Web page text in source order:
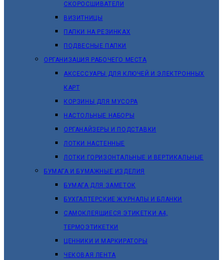
СКОРОСШИВАТЕЛИ
ВИЗИТНИЦЫ
ПАПКИ НА РЕЗИНКАХ
ПОДВЕСНЫЕ ПАПКИ
ОРГАНИЗАЦИЯ РАБОЧЕГО МЕСТА
АКСЕССУАРЫ ДЛЯ КЛЮЧЕЙ И ЭЛЕКТРОННЫХ
КАРТ
КОРЗИНЫ ДЛЯ МУСОРА
НАСТОЛЬНЫЕ НАБОРЫ
ОРГАНАЙЗЕРЫ И ПОДСТАВКИ
ЛОТКИ НАСТЕННЫЕ
ЛОТКИ ГОРИЗОНТАЛЬНЫЕ И ВЕРТИКАЛЬНЫЕ
БУМАГА И БУМАЖНЫЕ ИЗДЕЛИЯ
БУМАГА ДЛЯ ЗАМЕТОК
БУХГАЛТЕРСКИЕ ЖУРНАЛЫ И БЛАНКИ
САМОКЛЕЯЩИЕСЯ ЭТИКЕТКИ А4,
ТЕРМОЭТИКЕТКИ
ЦЕННИКИ И МАРКИРАТОРЫ
ЧЕКОВАЯ ЛЕНТА